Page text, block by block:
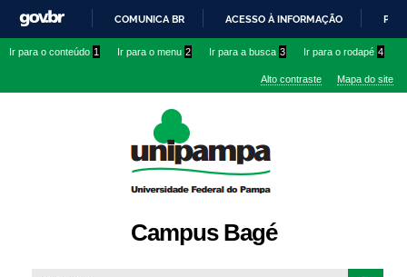
conteúdo
IR
O
COMUNICA BR ACESSO À INFORMAÇÃO
Ir para o conteúdo 1 Ir para o menu 2 Ir para a busca 3 Ir para o rodapé 4
Alto contraste Mapa do site
Campus Bagé